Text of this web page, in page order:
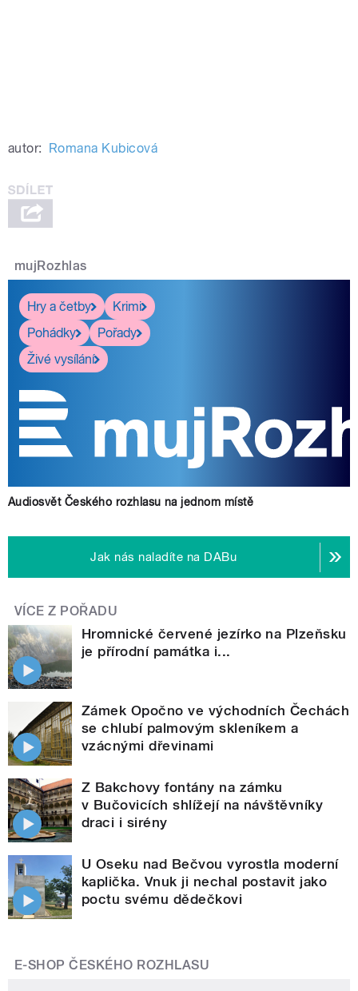
autor: Romana Kubicová
mujRozhlas
Hry a četby
Krimi
Pohádky
Pořady
Živé vysílání
Audiosvět Českého rozhlasu na jednom místě
Jak nás naladíte na DABu
VÍCE Z POŘADU
Hromnické červené jezírko na Plzeňsku
je přírodní památka i...
Zámek Opočno ve východních Čechách
se chlubí palmovým skleníkem a
vzácnými dřevinami
Z Bakchovy fontány na zámku
v Bučovicích shlížejí na návštěvníky
draci i sirény
U Oseku nad Bečvou vyrostla moderní
kaplička. Vnuk ji nechal postavit jako
poctu svému dědečkovi
E-SHOP ČESKÉHO ROZHLASU